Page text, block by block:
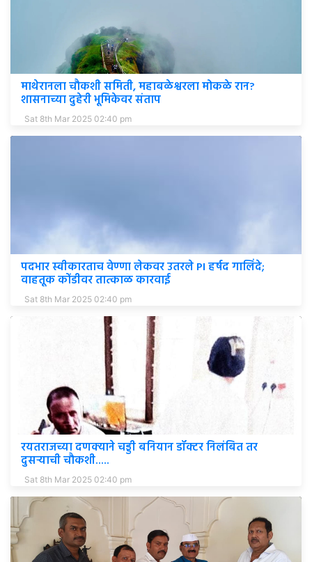
माथेरानला चौकशी समिती, महाबळेश्वरला मोकळे रान?
शासनाच्या दुहेरी भूमिकेवर संताप
Sat 8th Mar 2025 02:40 pm
पदभार स्वीकारताच वेण्णा लेकवर उतरले PI हर्षद गालिंदे;
वाहतूक कोंडीवर तात्काळ कारवाई
Sat 8th Mar 2025 02:40 pm
रयतराजच्या दणक्याने चड्डी बनियान डॉक्टर निलंबित तर
दुसऱ्याची चौकशी.....
Sat 8th Mar 2025 02:40 pm